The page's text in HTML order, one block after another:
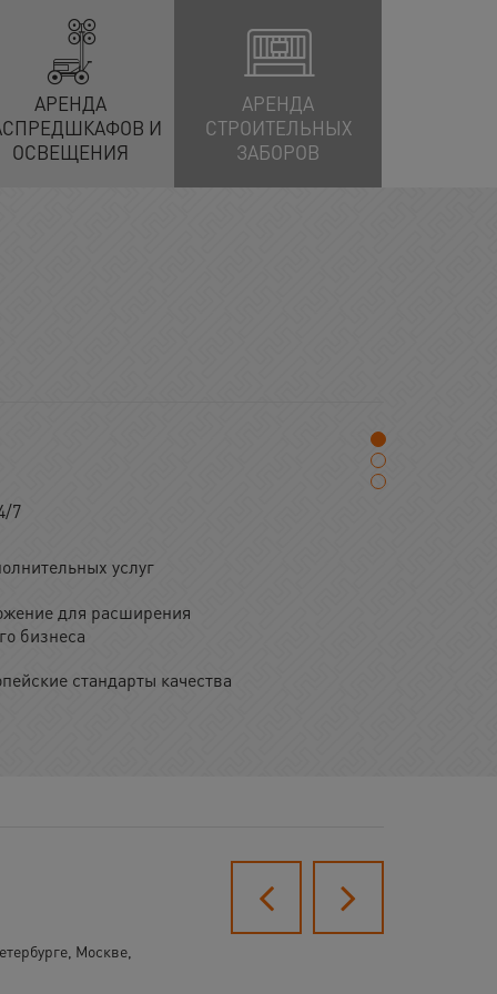
АРЕНДА
И
ОСВЕЩЕНИЯ
АРЕНДА
СТРОИТЕЛЬНЫХ
ЗАБОРОВ
7
услуг
для расширения
бизнеса
стандарты качества
Москве,